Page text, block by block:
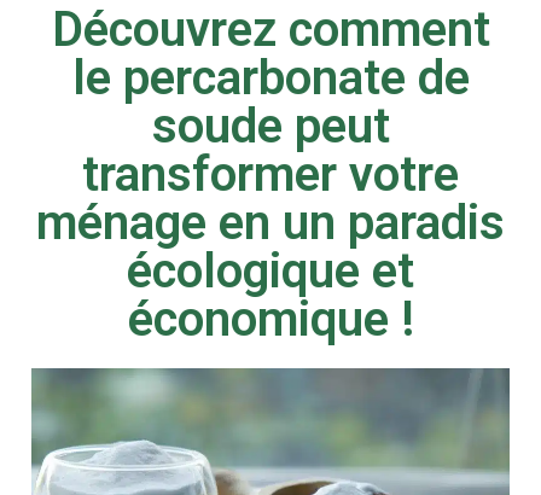
Découvrez comment
le percarbonate de
soude peut
transformer votre
ménage en un paradis
écologique et
économique !